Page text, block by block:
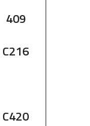
409
C216
C420